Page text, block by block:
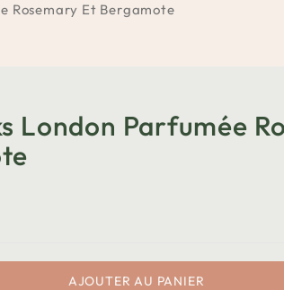
Rosemary Et Bergamote
London Parfumée
AJOUTER AU PANIER